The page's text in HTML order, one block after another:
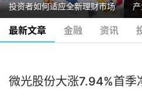
投资者如何适应全新理财市场
最新文章 金融 资讯
微光股份大涨7.94%首季